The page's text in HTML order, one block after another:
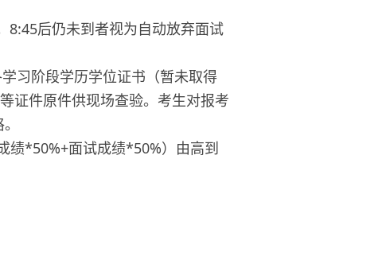
8:45后仍未到者视为自动放弃面试
习阶段学历学位证书（暂未取得
证件原件供现场查验。考生对报考
绩*50%+面试成绩*50%）由高到